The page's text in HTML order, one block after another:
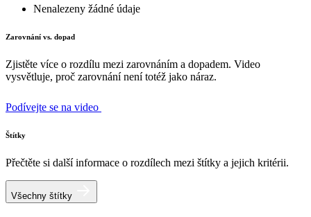
Nenalezeny žádné údaje
Zarovnání vs. dopad
Zjistěte více o rozdílu mezi zarovnáním a dopadem. Video
vysvětluje, proč zarovnání není totéž jako náraz.
Podívejte se na video
Štítky
Přečtěte si další informace o rozdílech mezi štítky a jejich kritérii.
Všechny štítky